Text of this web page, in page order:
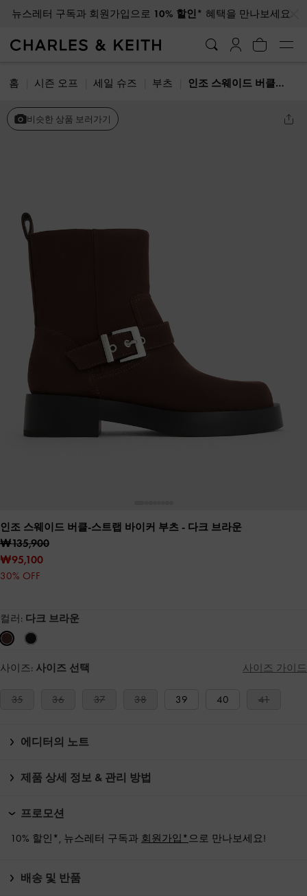
뉴스레터 구독과 회원가입으로 10% 할인* 혜택을 만나보세요.
홈 시즌 오프 세일 슈즈 부츠 인조 스웨이드 버클-스트랩 바이커 부츠
비슷한 상품 보러가기
인조 스웨이드 버클-스트랩 바이커 부츠 - 다크 브라운
₩135,900
₩95,100
30% OFF
컬러: 다크 브라운
사이즈: 사이즈 선택 사이즈 가이드
35 36 37 38 39 40 41
에디터의 노트
제품 상세 정보 & 관리 방법
프로모션
10% 할인*, 뉴스레터 구독과 회원가입*으로 만나보세요!
배송 및 반품